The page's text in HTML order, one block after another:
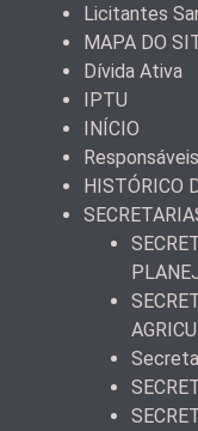
Licitantes
MAPA DO
Dívida Ativa
IPTU
INÍCIO
HISTÓRICO